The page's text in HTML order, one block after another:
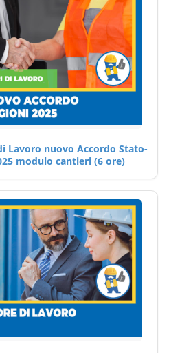
Lavoro nuovo Accordo Stato-
modulo cantieri (6 ore)